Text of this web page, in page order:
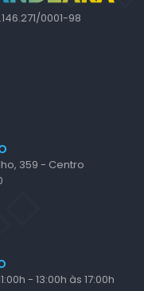
359 - Centro
- 13:00h às 17:00h
0001-98